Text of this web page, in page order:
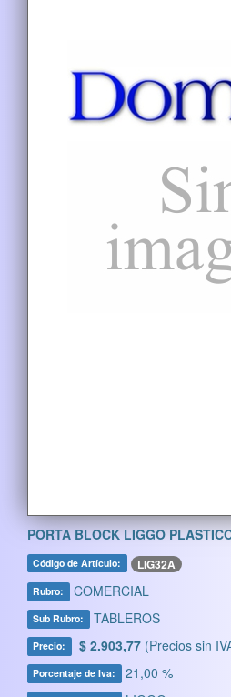
PORTA BLOCK LIGGO
Código de Artículo: LIG32A
Rubro: COMERCIAL
Sub Rubro: TABLEROS
Precio: $ 2.903,77 (Precios sin
Porcentaje de Iva: 21,00 %